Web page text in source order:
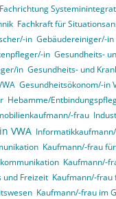
Fachkraft für
in Gebäudereiniger/-in
in Gesundheits-
in Gesundheits- und
Gesundheitsökonom/-in
Hebamme/
frau
VWA
Kaufmann/-frau
Kaufmann/-
und Freizeit Kaufmann/-frau
Kaufmann/-frau im